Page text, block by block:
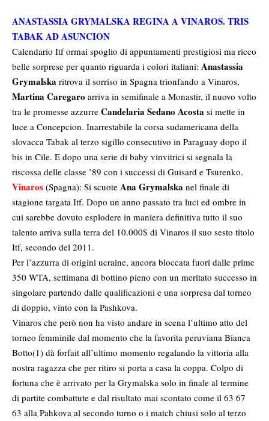
ANASTASSIA GRYMALSKA REGINA A VINAROS. TRIS
TABAK AD ASUNCION
Calendario Itf ormai spoglio di appuntamenti prestigiosi ma ricco
belle sorprese per quanto riguarda i colori italiani: Anastassia
Grymalska ritrova il sorriso in Spagna trionfando a Vinaros,
Martina Caregaro arriva in semifinale a Monastir, il nuovo volto
tra le promesse azzurre Candelaria Sedano Acosta si mette in
luce a Concepcion. Inarrestabile la corsa sudamericana della
slovacca Tabak al terzo sigillo consecutivo in Paraguay dopo il
bis in Cile. E dopo una serie di baby vinvitrici si segnala la
riscossa delle classe ’89 con i successi di Guisard e Tsurenko.
Vinaros (Spagna): Si scuote Ana Grymalska nel finale di
stagione targata Itf. Dopo un anno passato tra luci ed ombre in
cui sarebbe dovuto esplodere in maniera definitiva tutto il suo
talento arriva sulla terra del 10.000$ di Vinaros il suo sesto titolo
Itf, secondo del 2011.
Per l’azzurra di origini ucraine, ancora bloccata fuori dalle prime
350 WTA, settimana di bottino pieno con un meritato successo in
singolare partendo dalle qualificazioni e una sorpresa dal torneo
di doppio, vinto con la Pashkova.
Vinaros che però non ha visto andare in scena l’ultimo atto del
torneo femminile dal momento che la favorita peruviana Bianca
Botto(1) dà forfait all’ultimo momento regalando la vittoria alla
nostra ragazza che per ritiro si porta a casa la coppa. Colpo di
fortuna che è arrivato per la Grymalska solo in finale al termine
di partite combattute e dal risultato mai scontato come il 63 67
63 alla Pahkova al secondo turno o i match chiusi solo al terzo